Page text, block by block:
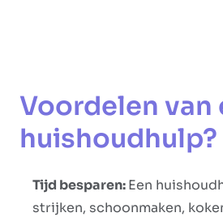
Voordelen van
huishoudhulp?
Tijd besparen:Een
strijken, schoonmaken,